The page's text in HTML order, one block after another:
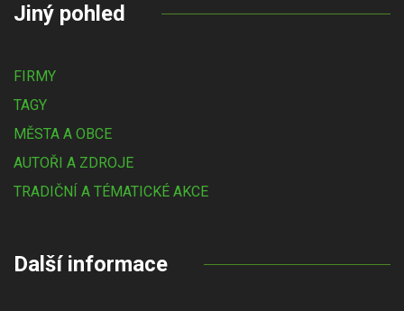
Jiný pohled
FIRMY
TAGY
MĚSTA A OBCE
AUTOŘI A ZDROJE
TRADIČNÍ A TÉMATICKÉ AKCE
Další informace